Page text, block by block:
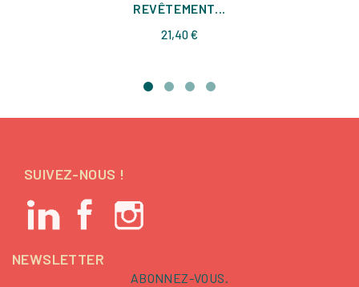
REVÊTEMENT...
21,40 €
SUIVEZ-NOUS !
NEWSLETTER
ABONNEZ-VOUS.